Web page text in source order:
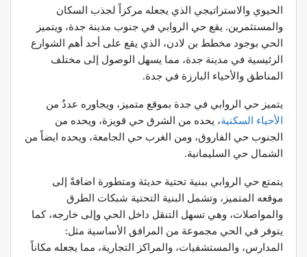
الحيوي والاستراتيجي الذي يجعله مركزاً لجذب السكان
والمستثمرين. يقع حي الروابي في جنوب مدينة جدة، ويتميز
الحي بوجود مخطط بن لادن، الذي يقع على أحد أهم الشوارع
الرئيسية في مدينة جدة، مما يسهل الوصول إلى مختلف
المناطق والأحياء البارزة في جدة.
يتميز حي الروابي في جدة بموقع متميز، ويجاوره عددٌ من
الأحياء
السكنية، يحده من الشرق حي قويزة، ويحده من
الجنوب حي الفاروق، ومن الغرب حي الجامعة، ويحده ايضاً من
الشمال حي السليمانية.
يتمتع حي الروابي ببنية تحتية حديثة ومتطورة اضافةً إلى
موقعه المتميز، وتشمل البنية التحتية شبكات الطرق
والمواصلات، وهي تسهل التنقل داخل الحي وإلى خارجه، كما
يتوفر في الحي مجموعة من المرافق الأساسية مثل:
المدارس، والمستشفيات، والمراكز التجارية، مما يجعله مكاناً